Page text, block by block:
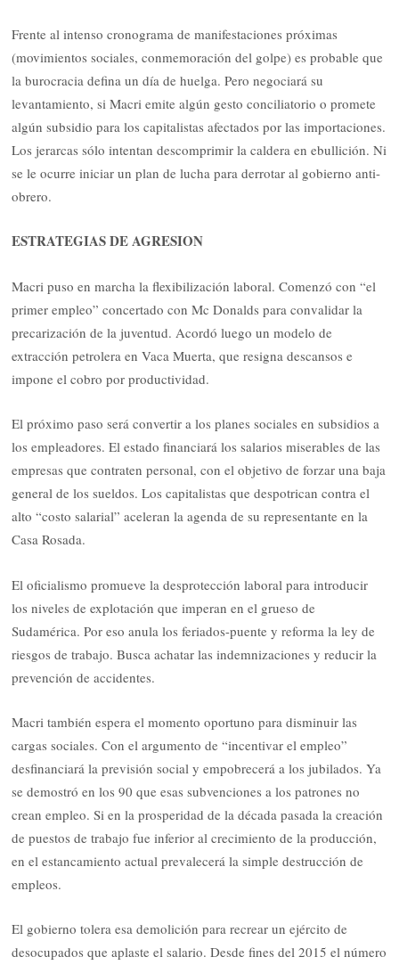
Frente al intenso cronograma de manifestaciones próximas
(movimientos sociales, conmemoración del golpe) es probable que
la burocracia defina un día de huelga. Pero negociará su
levantamiento, si Macri emite algún gesto conciliatorio o promete
algún subsidio para los capitalistas afectados por las importaciones.
Los jerarcas sólo intentan descomprimir la caldera en ebullición. Ni
se le ocurre iniciar un plan de lucha para derrotar al gobierno anti-
obrero.
ESTRATEGIAS DE AGRESION
Macri puso en marcha la flexibilización laboral. Comenzó con “el
primer empleo” concertado con Mc Donalds para convalidar la
precarización de la juventud. Acordó luego un modelo de
extracción petrolera en Vaca Muerta, que resigna descansos e
impone el cobro por productividad.
El próximo paso será convertir a los planes sociales en subsidios a
los empleadores. El estado financiará los salarios miserables de las
empresas que contraten personal, con el objetivo de forzar una baja
general de los sueldos. Los capitalistas que despotrican contra el
alto “costo salarial” aceleran la agenda de su representante en la
Casa Rosada.
El oficialismo promueve la desprotección laboral para introducir
los niveles de explotación que imperan en el grueso de
Sudamérica. Por eso anula los feriados-puente y reforma la ley de
riesgos de trabajo. Busca achatar las indemnizaciones y reducir la
prevención de accidentes.
Macri también espera el momento oportuno para disminuir las
cargas sociales. Con el argumento de “incentivar el empleo”
desfinanciará la previsión social y empobrecerá a los jubilados. Ya
se demostró en los 90 que esas subvenciones a los patrones no
crean empleo. Si en la prosperidad de la década pasada la creación
de puestos de trabajo fue inferior al crecimiento de la producción,
en el estancamiento actual prevalecerá la simple destrucción de
empleos.
El gobierno tolera esa demolición para recrear un ejército de
desocupados que aplaste el salario. Desde fines del 2015 el número